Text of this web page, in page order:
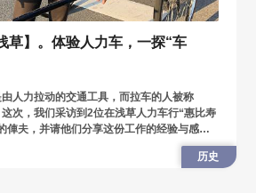
草】。体验人力车，一探“车
人力拉动的交通工具，而拉车的人被称
次，我们采访到2位在浅草人力车行“惠比寿
俥夫，并请他们分享这份工作的经验与感
历史